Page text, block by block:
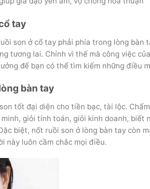
tay
son ở cổ tay phải phía trong lòng bàn
tương lai. Chính vì thế mà công việc
để bạn có thể tìm kiếm những điều
bàn tay
tốt đại diện cho tiền bạc, tài lộc.
giỏi tính toán, giỏi kinh doanh, biết
biệt, nốt ruồi son ở lòng bàn tay còn
này luôn cầm chắc mọi điều.